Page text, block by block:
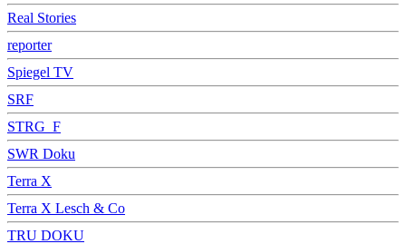
Real Stories
reporter
Spiegel TV
SRF
STRG_F
SWR Doku
Terra X
Terra X Lesch & Co
TRU DOKU